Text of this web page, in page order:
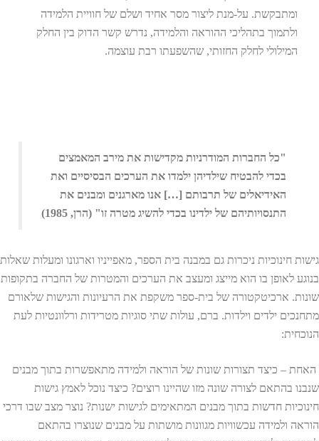
ומתבקשת. על-מנת ליצור מסר אחיד ושלם של חוויית הלמידה
ולתמוך בתהליכי ההוראה והלמידה, נדרש קשר הדוק בין החלק
המילולי לחלק החזותי, שהשפעתו רבת עוצמה.
"כל החברות המודרניות מקדישות את מירב המאמצים
בכדי להבטיח שילדיהן ילמדו את הערכים הבסיסיים ואת
האידיאלים של תרבותם […] אנו מארגנים ומבנים את
התנסויותיהם של ילדינו בכדי להשיג מטרה זו" (הרן, 1985)
גישות חינוכיות ניכרות גם במבנה בית הספר, מאפייניו וארגונו ומעלות שאלות
בנוגע לאופן בו הוא מייצג ומעצב את הערכים והמטרות של החברה בתקופות
שונות. ארכיטקטורה של בית-ספר משקפת את הרעיונות והגישות שלאורם
מתחנכים ילדים וילדות. ברם, עולות שתי סוגיות מטרידות ורלוונטיות לעת
הנוכחית:
האחת – כיצד תצורות שונות של הוראה ולמידה מתאפשרות בתוך מבנים
שנבנו בהתאם לצורה שונה מזו שהיינו רוצים? כיצד נוכל לאמץ גישות
חינוכיות חדשות בתוך מבנים המתאימים לגישות ישנות? נוצר מצב שבו דרכי
הוראה ולמידה עכשוויות מגוונות מושתות על מבנים שנוצרו בהתאם